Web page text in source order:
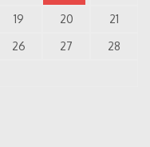
19 20
21
26 27
28